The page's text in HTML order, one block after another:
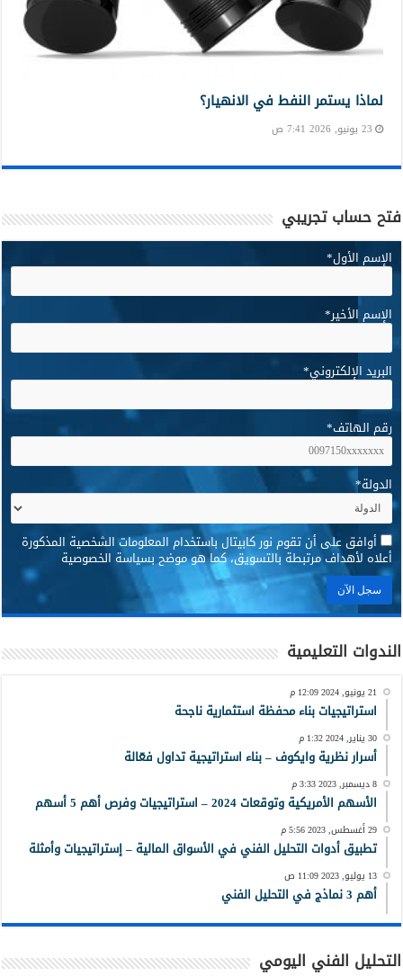
لماذا يستمر النفط في الانهيار؟
23 يونيو, 2026 7:41 ص
فتح حساب تجريبي
الإسم الأول*
الإسم الأخير*
البريد الإلكتروني*
رقم الهاتف*
الدولة*
* أوافق على أن تقوم نور كابيتال باستخدام المعلومات الشخصية المذكورة
أعلاه لأهداف مرتبطة بالتسويق، كما هو موضح بسياسة الخصوصية
الندوات التعليمية
21 يونيو, 2024 12:09 م
استراتيجيات بناء محفظة استثمارية ناجحة
30 يناير, 2024 1:32 م
أسرار نظرية وايكوف – بناء استراتيجية تداول فعّالة
8 ديسمبر, 2023 3:33 م
الأسهم الأمريكية وتوقعات 2024 – استراتيجيات وفرص أهم 5 أسهم
29 أغسطس, 2023 5:56 م
تطبيق أدوات التحليل الفني في الأسواق المالية – إستراتيجيات وأمثلة
13 يوليو, 2023 11:09 ص
أهم 3 نماذج في التحليل الفني
التحليل الفني اليومي